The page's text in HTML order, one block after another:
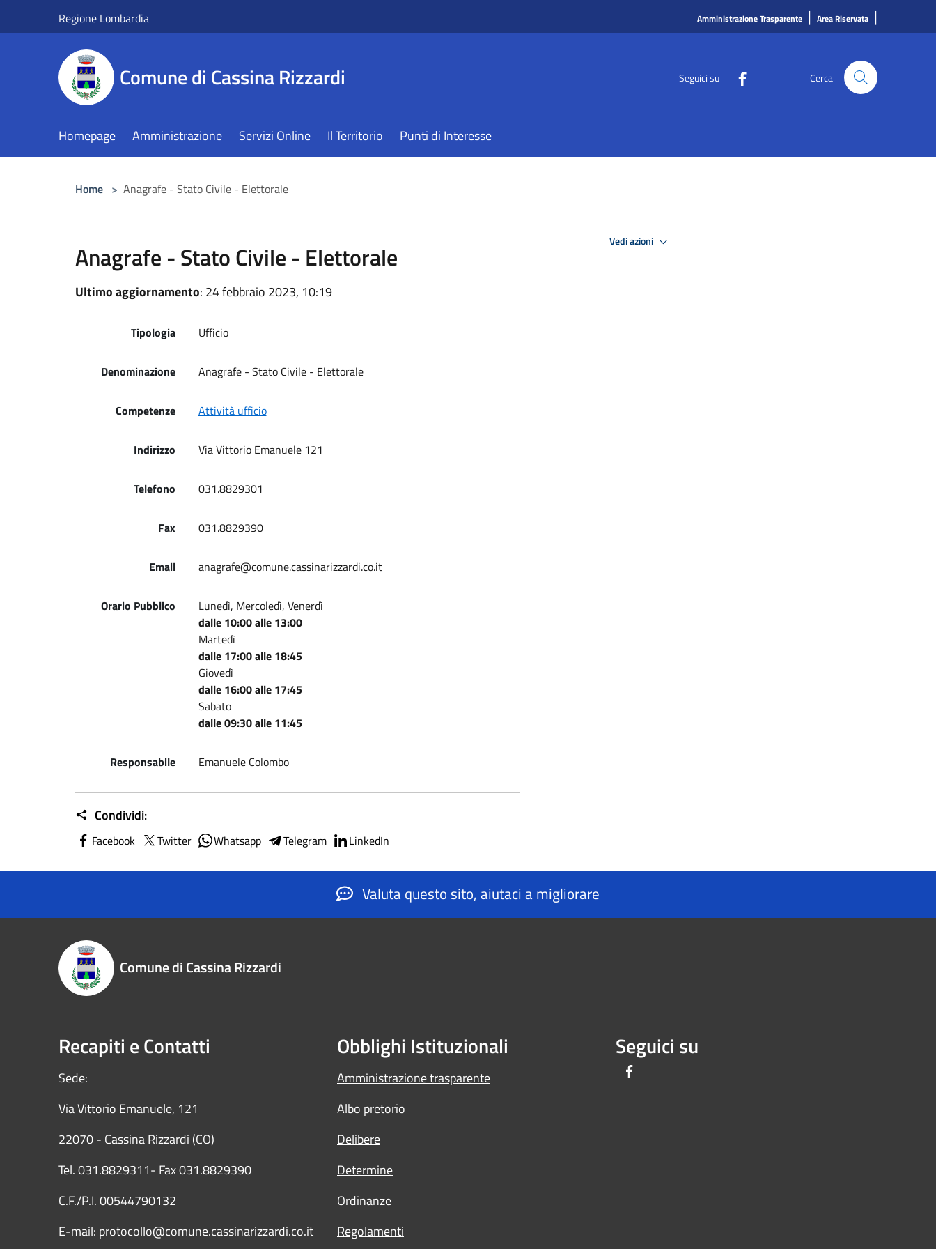
Regione Lombardia Amministrazione Trasparente | Area Riservata |
Comune di Cassina Rizzardi Seguici su Cerca
Homepage Amministrazione Servizi Online Il Territorio Punti di Interesse
Home > Anagrafe - Stato Civile - Elettorale
Anagrafe - Stato Civile - Elettorale
Ultimo aggiornamento: 24 febbraio 2023, 10:19
Tipologia Ufficio
Denominazione Anagrafe - Stato Civile - Elettorale
Competenze Attività ufficio
Indirizzo Via Vittorio Emanuele 121
Telefono 031.8829301
Fax 031.8829390
Email anagrafe@comune.cassinarizzardi.co.it
Orario Pubblico
Lunedì, Mercoledì, Venerdì
dalle 10:00 alle 13:00
Martedì
dalle 17:00 alle 18:45
Giovedì
dalle 16:00 alle 17:45
Sabato
dalle 09:30 alle 11:45
Responsabile Emanuele Colombo
Condividi:
Facebook Twitter Whatsapp Telegram LinkedIn
Vedi azioni
Valuta questo sito, aiutaci a migliorare
Comune di Cassina Rizzardi
Recapiti e Contatti
Sede:
Via Vittorio Emanuele, 121
22070 - Cassina Rizzardi (CO)
Tel. 031.8829311- Fax 031.8829390
C.F./P.I. 00544790132
E-mail: protocollo@comune.cassinarizzardi.co.it
Obblighi Istituzionali
Amministrazione trasparente
Albo pretorio
Delibere
Determine
Ordinanze
Regolamenti
Seguici su